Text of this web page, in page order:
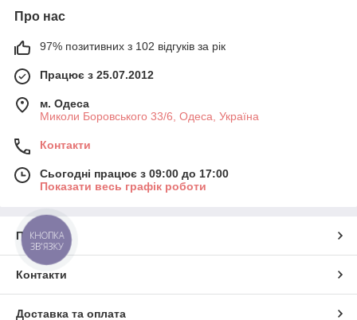
Про нас
97% позитивних з 102 відгуків за рік
Працює з 25.07.2012
м. Одеса
Миколи Боровського 33/6, Одеса, Україна
Контакти
Сьогодні працює з 09:00 до 17:00
Показати весь графік роботи
Про нас
Контакти
Доставка та оплата
КНОПКА
ЗВ'ЯЗКУ